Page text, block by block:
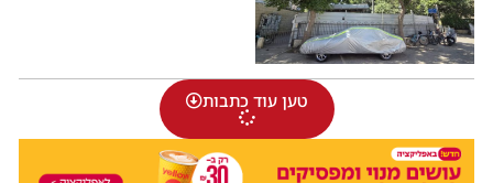
טען עוד כתבות